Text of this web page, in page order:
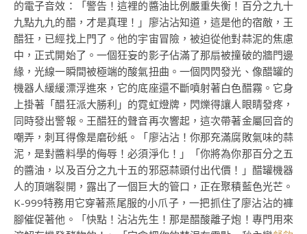
的電子音效：「警告！這裡的醬油比例嚴重失衡！百分之九十
九點九九的醋，才是真理！」廖沾沾知道，這是他的宿敵，王
醋狂，已經找上門了。他的宇宙冒險，被迫從他對蒜泥的焦慮
中，正式開始了。一個狂妄的影子佔滿了那扇被撞破的牆門邊
緣，光線一瞬間被極端的酸氣扭曲。一個閃閃發光、像醋罐的
機器人緩緩漂浮進來，它的底座還不斷噴射著白色醋霧。它身
上掛著「醋狂派大勝利」的霓虹燈牌，閃爍得讓人眼睛發疼，
同時發出警報。王醋狂的聲音再次響起，這次帶著金屬回音的
嘲弄，刺耳得像是磨砂紙。「廖沾沾！你那充滿腐敗氣味的蒜
泥，是對醬料學的侮辱！必須淨化！」「你將為你那百分之五
的醬油，以及百分之九十五的邪惡蒜頭付出代價！」醋罐機器
人的頂端裂開，露出了一個巨大的管口，正在聚積藍色光芒。
K-999特務用它穿著燕尾服的小爪子，一把抓住了廖沾沾的褲
腳催促著他。「快點！沾沾先生！那是醋酸離子炮！專門用來